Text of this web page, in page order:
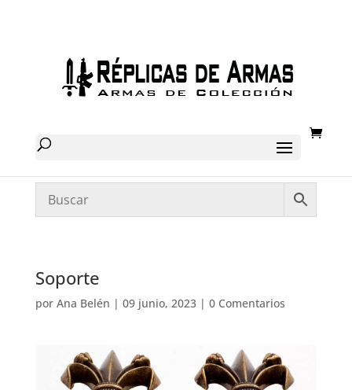
Soporte
por Ana Belén | 09 junio, 2023| 0 Comentarios